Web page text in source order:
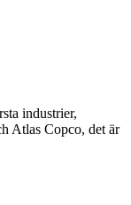
industrier,
Atlas Copco, det är